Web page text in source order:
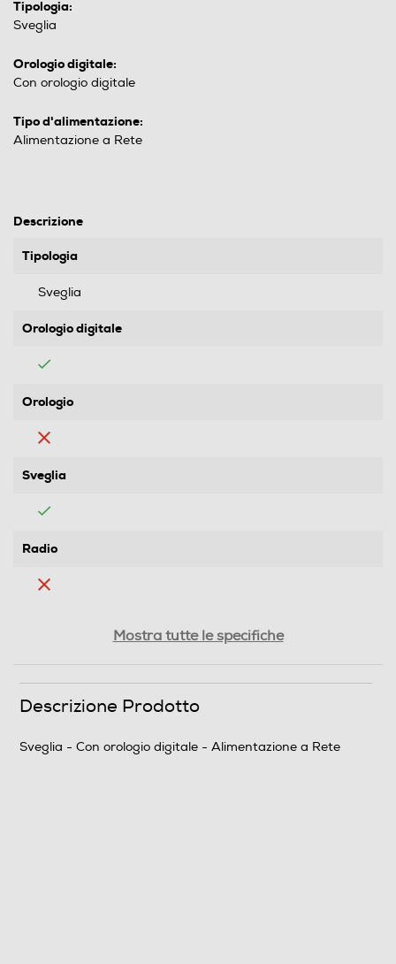
Tipologia:
Sveglia
Orologio digitale:
Con orologio digitale
Tipo d'alimentazione:
Alimentazione a Rete
Descrizione
Tipologia
Sveglia
Orologio digitale
Orologio
Sveglia
Radio
Mostra tutte le specifiche
Descrizione Prodotto
Sveglia - Con orologio digitale - Alimentazione a Rete